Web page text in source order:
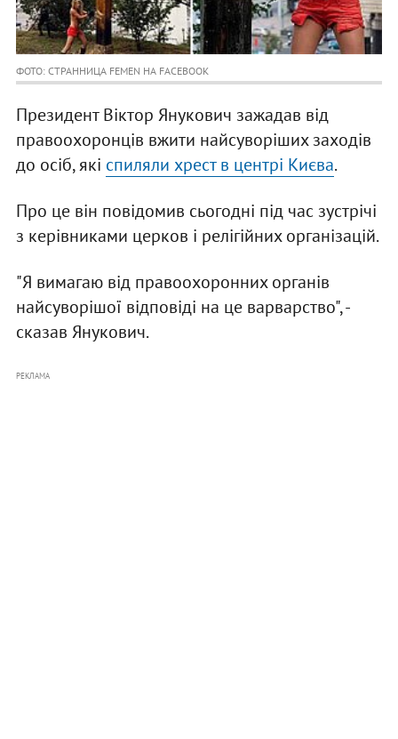
ФОТО: СТРАННИЦА FEMEN НА FACEBOOK
Президент Віктор Янукович зажадав від
правоохоронців вжити найсуворіших заходів
до осіб, які спиляли хрест в центрі Києва.
Про це він повідомив сьогодні під час зустрічі
з керівниками церков і релігійних організацій.
"Я вимагаю від правоохоронних органів
найсуворішої відповіді на це варварство", -
сказав Янукович.
РЕКЛАМА